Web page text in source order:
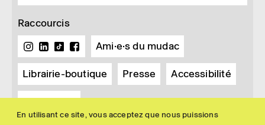
En utilisant ce site, vous acceptez que nous puissions
Raccourcis
Ami·e·s du mudac
Librairie-boutique Presse Accessibilité
Newsletter